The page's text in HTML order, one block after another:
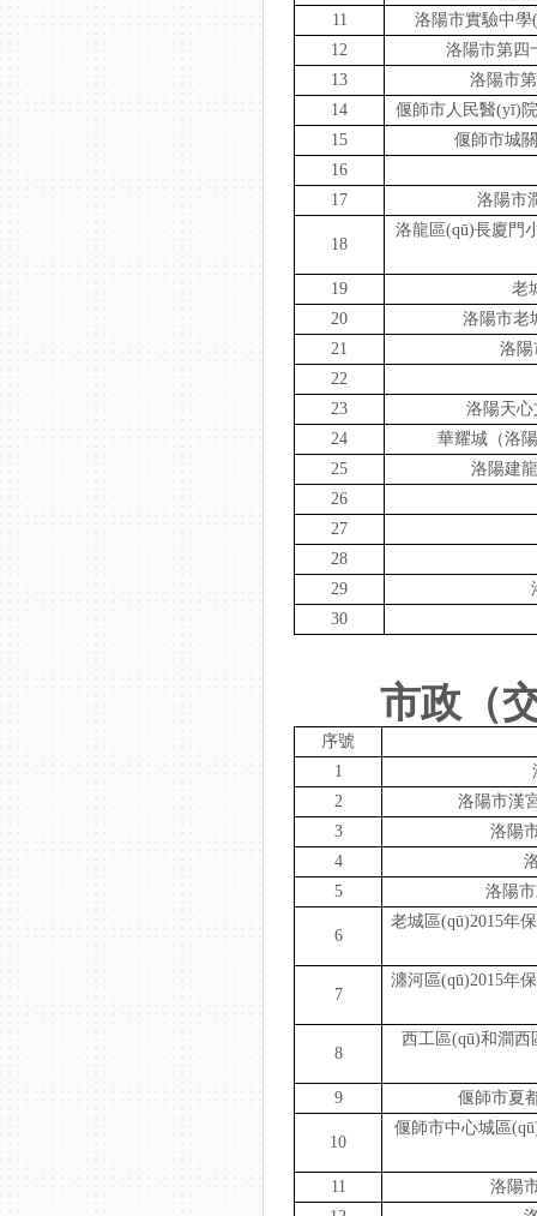
11
洛陽市實驗中學
12
洛陽市第四
13
洛陽市
14
偃師市人民醫(yī)
15
偃師市城
16
17
洛陽市
18
洛龍區(qū)長廈門
19
老
20
洛陽市老
21
洛陽
22
23
洛陽天心
24
華耀城（洛
25
洛陽建
26
27
28
29
30
市政（
序號
1
2
洛陽市漢
3
洛陽
4
5
洛陽
6
老城區(qū)2015年
7
瀍河區(qū)2015年
8
西工區(qū)和澗西
9 偃師市夏
10
偃師市中心城區
11
洛陽